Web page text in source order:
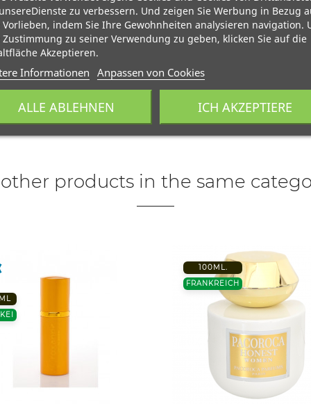
other products in the same
100ML.
FRANKREICH
zu verbessern. Und zeigen Sie Werbung in Bezug
indem Sie Ihre Gewohnheiten analysieren navigation.
zu seiner Verwendung zu geben, klicken Sie auf die
Akzeptieren.
Informationen Anpassen von Cookies
ALLE ABLEHNEN ICH AKZEPTIERE